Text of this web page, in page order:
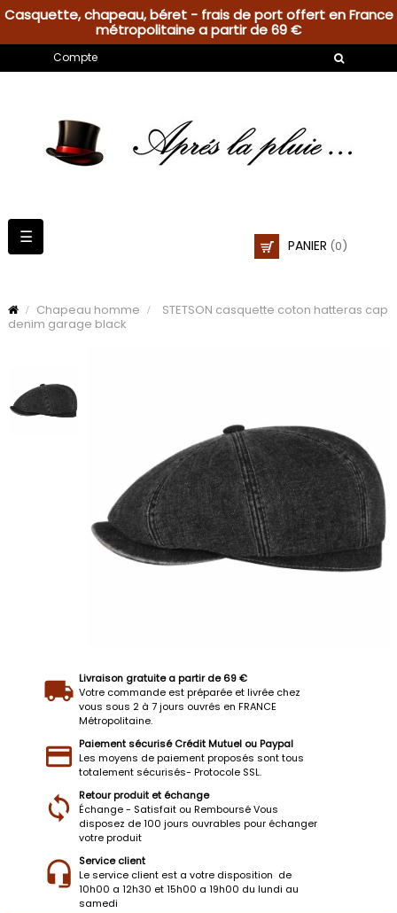
Casquette, chapeau, béret - frais de port offert en France
métropolitaine a partir de 69 €
Compte
PANIER (0)
Basculer
la
☰
Chapeau homme
STETSON casquette coton hatteras cap
denim garage black
Livraison gratuite a partir de 69 €
Votre commande est préparée et livrée chez
vous sous 2 à 7 jours ouvrés en FRANCE
Métropolitaine.
Paiement sécurisé Crédit Mutuel ou Paypal
Les moyens de paiement proposés sont tous
totalement sécurisés- Protocole SSL.
Retour produit et échange
Échange - Satisfait ou Remboursé Vous
disposez de 100 jours ouvrables pour échanger
votre produit
Service client
Le service client est a votre disposition de
10h00 a 12h30 et 15h00 a 19h00 du lundi au
samedi